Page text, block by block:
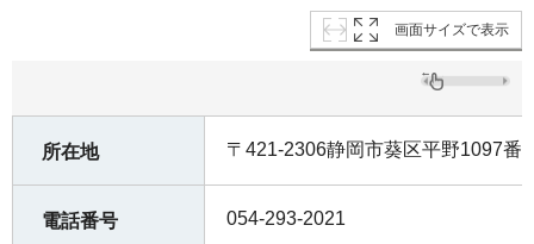
画面サイズで表示
所在地 〒421-2306静岡市葵区平野1097番
電話番号 054-293-2021